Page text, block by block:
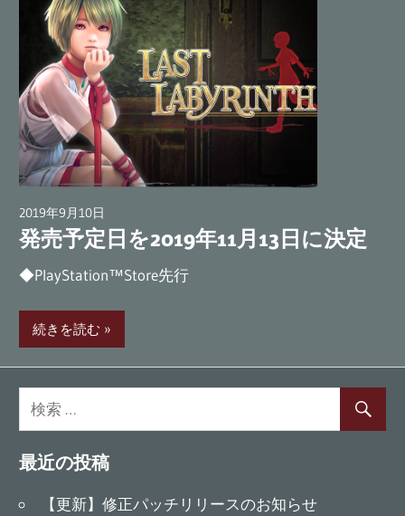
Weblog
ゲ
ー
ム
『Last
公
式
ブ
グ
2019年9月10日
発売予定日を2019年11月13日に決定
◆PlayStation™Store先行
続きを読む
最近の投稿
【更新】修正パッチリリースのお知らせ